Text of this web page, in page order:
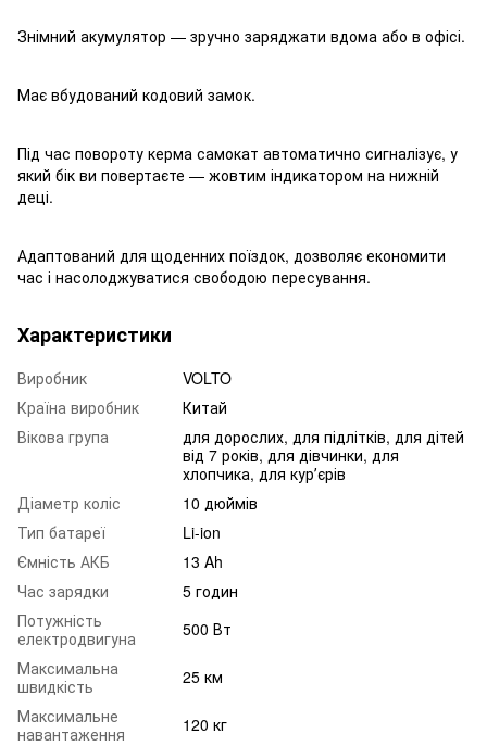
Знімний акумулятор — зручно заряджати вдома або в офісі.
Має вбудований кодовий замок.
Під час повороту керма самокат автоматично сигналізує, у
який бік ви повертаєте — жовтим індикатором на нижній
деці.
Адаптований для щоденних поїздок, дозволяє економити
час і насолоджуватися свободою пересування.
Характеристики
Виробник
VOLTO
Країна виробник
Китай
Вікова група
для дорослих, для підлітків, для дітей
від 7 років, для дівчинки, для
хлопчика, для курʼєрів
Діаметр коліс
10 дюймів
Тип батареї
Li-ion
Ємність АКБ
13 Ah
Час зарядки
5 годин
Потужність
електродвигуна
500 Вт
Максимальна
швидкість
25 км
Максимальне
навантаження
120 кг